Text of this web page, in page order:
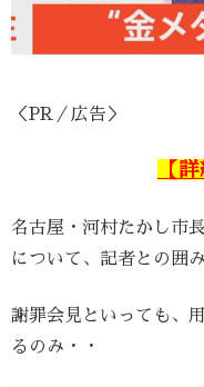
＜PR／広告＞
【
名古屋・河村たかし市
について、記者との囲
謝罪会見といっても、
るのみ・・